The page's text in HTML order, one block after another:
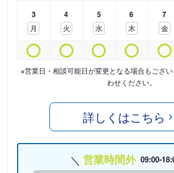
3
月
4
火
5
水
6
木
7
金
※営業日・相談可能日が変更となる場合もござ
わせください。
詳しくはこちら
営業時間外 09:00-